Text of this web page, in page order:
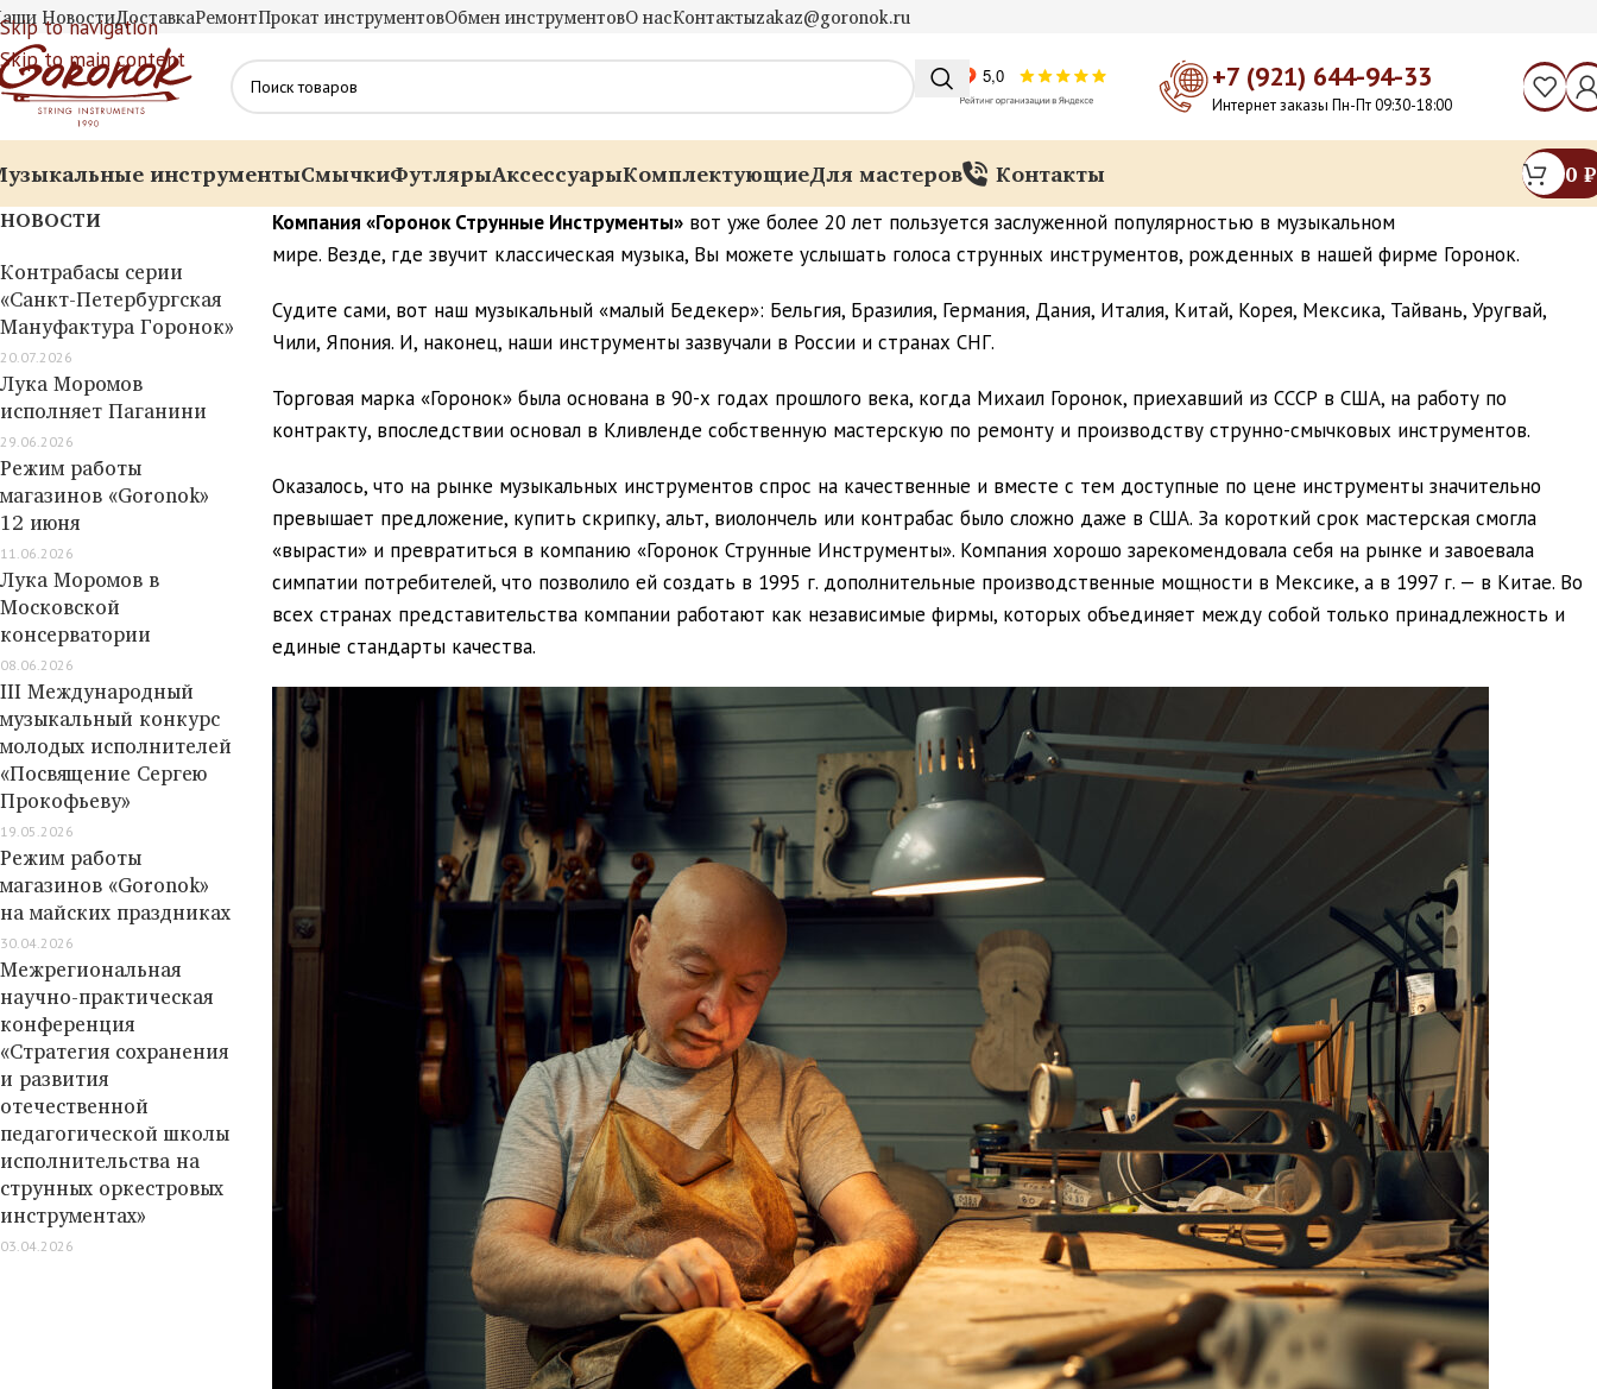
Skip to navigation
Skip to main content
НовостиДоставкаРемонтПрокат инструментовОбмен инструментовО насКонтактыzakaz@goronok.ru
+7 (921) 644-94-33
Интернет заказы Пн-Пт 09:30-18:00
инструментыСмычкиФутлярыАксессуарыКомплектующиеДля мастеров Контакты 0 ₽
НОВОСТИ
Контрабасы серии
«Санкт-Петербургская
Мануфактура Горонок»
20.07.2026
Лука Моромов
исполняет Паганини
29.06.2026
Режим работы
магазинов «Goronok»
12 июня
11.06.2026
Лука Моромов в
Московской
консерватории
08.06.2026
III Международный
музыкальный конкурс
молодых исполнителей
«Посвящение Сергею
Прокофьеву»
19.05.2026
Режим работы
магазинов «Goronok»
на майских праздниках
30.04.2026
Межрегиональная
научно-практическая
конференция
«Стратегия сохранения
и развития
отечественной
педагогической школы
исполнительства на
струнных оркестровых
инструментах»
03.04.2026
Компания «Горонок Струнные Инструменты» вот уже более 20 лет пользуется заслуженной популярностью в музыкальном
мире. Везде, где звучит классическая музыка, Вы можете услышать голоса струнных инструментов, рожденных в нашей фирме Горонок.
Судите сами, вот наш музыкальный «малый Бедекер»: Бельгия, Бразилия, Германия, Дания, Италия, Китай, Корея, Мексика, Тайвань, Уругвай,
Чили, Япония. И, наконец, наши инструменты зазвучали в России и странах СНГ.
Торговая марка «Горонок» была основана в 90-х годах прошлого века, когда Михаил Горонок, приехавший из СССР в США, на работу по
контракту, впоследствии основал в Кливленде собственную мастерскую по ремонту и производству струнно-смычковых инструментов.
Оказалось, что на рынке музыкальных инструментов спрос на качественные и вместе с тем доступные по цене инструменты значительно
превышает предложение, купить скрипку, альт, виолончель или контрабас было сложно даже в США. За короткий срок мастерская смогла
«вырасти» и превратиться в компанию «Горонок Струнные Инструменты». Компания хорошо зарекомендовала себя на рынке и завоевала
симпатии потребителей, что позволило ей создать в 1995 г. дополнительные производственные мощности в Мексике, а в 1997 г. — в Китае. Во
всех странах представительства компании работают как независимые фирмы, которых объединяет между собой только принадлежность и
единые стандарты качества.